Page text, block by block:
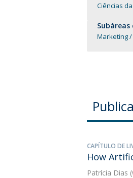
Ciências
Subáreas
Marketing
CAPÍTULO DE
How
Patrícia Dias